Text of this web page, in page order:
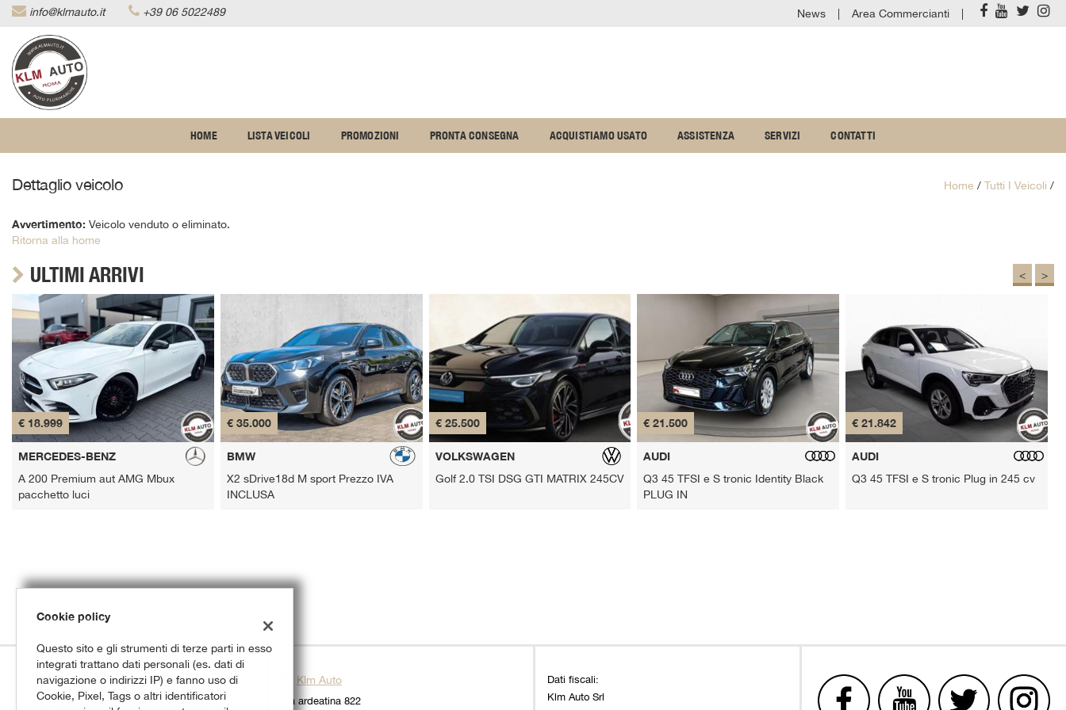
info@klmauto.it +39 06 5022489 News Area Commercianti
HOME LISTA VEICOLI PROMOZIONI PRONTA CONSEGNA ACQUISTIAMO USATO ASSISTENZA SERVIZI CONTATTI
Dettaglio veicolo Home / Tutti I Veicoli /
Avvertimento: Veicolo venduto o eliminato.
Ritorna alla home
ULTIMI ARRIVI < >
€ 18.999
MERCEDES-BENZ
A 200 Premium aut AMG Mbux
pacchetto luci
€ 35.000
BMW
X2 sDrive18d M sport Prezzo IVA
INCLUSA
€ 25.500
VOLKSWAGEN
Golf 2.0 TSI DSG GTI MATRIX 245CV
€ 21.500
AUDI
Q3 45 TFSI e S tronic Identity Black
PLUG IN
€ 21.842
AUDI
Q3 45 TFSI e S tronic Plug in 245 cv
Klm Auto
Via ardeatina 822
Dati fiscali:
Klm Auto Srl
Cookie policy
Questo sito e gli strumenti di terze parti in esso
integrati trattano dati personali (es. dati di
navigazione o indirizzi IP) e fanno uso di
Cookie, Pixel, Tags o altri identificatori
tue
preferenze
di
consenso
pannello
consente
esprimere
le
preferenze
di
consenso
alle
tecnologie
di
tracciamento
che
adottiamo
per
offrire
le
funzionalità
le
Per
maggiori
sull'utilità
funzionamento